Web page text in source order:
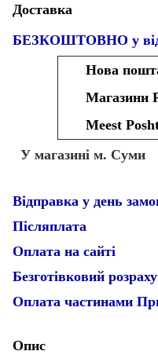
Доставка
БЕЗКОШТОВНО у
Нова
Магазини
Meest
У магазині м. Суми
Відправка у день
Післяплата
Оплата на сайті
Безготівковий
Оплата частинами
Опис